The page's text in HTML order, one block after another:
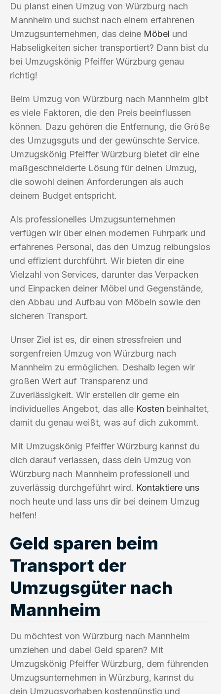
Du planst einen Umzug von Würzburg nach
Mannheim und suchst nach einem erfahrenen
Umzugsunternehmen, das deine Möbel und
Habseligkeiten sicher transportiert? Dann bist du
bei Umzugskönig Pfeiffer Würzburg genau
richtig!
Beim Umzug von Würzburg nach Mannheim gibt
es viele Faktoren, die den Preis beeinflussen
können. Dazu gehören die Entfernung, die Größe
des Umzugsguts und der gewünschte Service.
Umzugskönig Pfeiffer Würzburg bietet dir eine
maßgeschneiderte Lösung für deinen Umzug,
die sowohl deinen Anforderungen als auch
deinem Budget entspricht.
Als professionelles Umzugsunternehmen
verfügen wir über einen modernen Fuhrpark und
erfahrenes Personal, das den Umzug reibungslos
und effizient durchführt. Wir bieten dir eine
Vielzahl von Services, darunter das Verpacken
und Einpacken deiner Möbel und Gegenstände,
den Abbau und Aufbau von Möbeln sowie den
sicheren Transport.
Unser Ziel ist es, dir einen stressfreien und
sorgenfreien Umzug von Würzburg nach
Mannheim zu ermöglichen. Deshalb legen wir
großen Wert auf Transparenz und
Zuverlässigkeit. Wir erstellen dir gerne ein
individuelles Angebot, das alle Kosten beinhaltet,
damit du genau weißt, was auf dich zukommt.
Mit Umzugskönig Pfeiffer Würzburg kannst du
dich darauf verlassen, dass dein Umzug von
Würzburg nach Mannheim professionell und
zuverlässig durchgeführt wird. Kontaktiere uns
noch heute und lass uns dir bei deinem Umzug
helfen!
Geld sparen beim
Transport der
Umzugsgüter nach
Mannheim
Du möchtest von Würzburg nach Mannheim
umziehen und dabei Geld sparen? Mit
Umzugskönig Pfeiffer Würzburg, dem führenden
Umzugsunternehmen in Würzburg, kannst du
dein Umzugsvorhaben kostengünstig und